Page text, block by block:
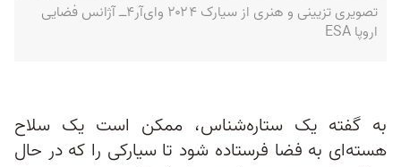
تصویری تزیینی و هنری از سیارک ۲۰۲۴ وای‌آر‌۴‌ــ آژانس فضایی
اروپا ESA
به گفته یک ستاره‌شناس، ممکن است یک سلاح
هسته‌ای به فضا فرستاده شود تا سیارکی را که در حال